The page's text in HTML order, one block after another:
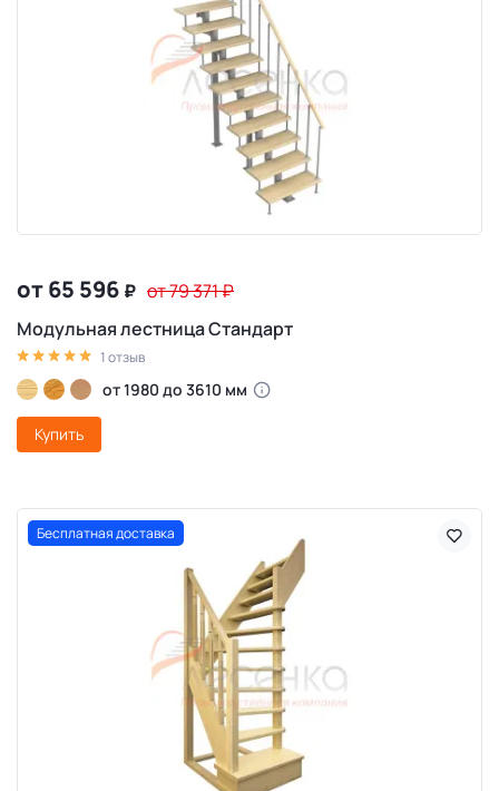
от 65 596 ₽ от 79 371₽
Модульная лестница Стандарт
1 отзыв
от 1980 до 3610 мм
Купить
Бесплатная доставка